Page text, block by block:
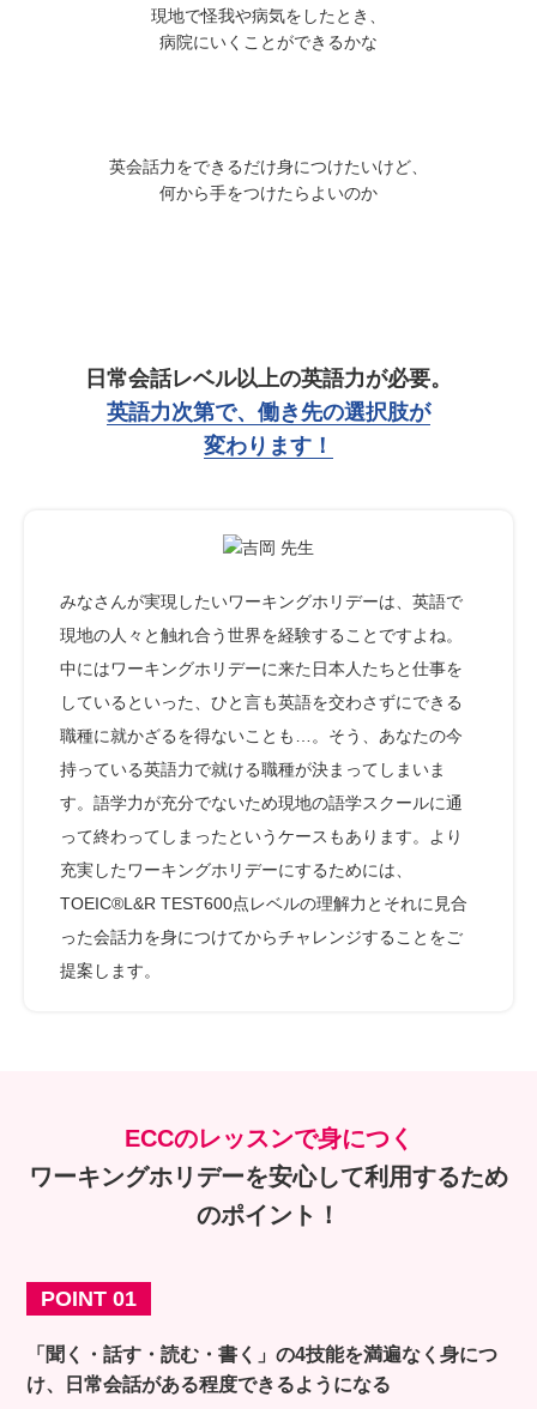
現地で怪我や病気をしたとき、
病院にいくことができるかな
英会話力をできるだけ身につけたいけど、
何から手をつけたらよいのか
日常会話レベル以上の英語力が必要。
英語力次第で、働き先の選択肢が
変わります！
みなさんが実現したいワーキングホリデーは、英語で
現地の人々と触れ合う世界を経験することですよね。
中にはワーキングホリデーに来た日本人たちと仕事を
しているといった、ひと言も英語を交わさずにできる
職種に就かざるを得ないことも…。そう、あなたの今
持っている英語力で就ける職種が決まってしまいま
す。語学力が充分でないため現地の語学スクールに通
って終わってしまったというケースもあります。より
充実したワーキングホリデーにするためには、
TOEIC®L&R TEST600点レベルの理解力とそれに見合
った会話力を身につけてからチャレンジすることをご
提案します。
ECCのレッスンで身につく
ワーキングホリデーを安心して利用するため
のポイント！
POINT 01
「聞く・話す・読む・書く」の4技能を満遍なく身につ
け、
日常会話がある程度できるようになる